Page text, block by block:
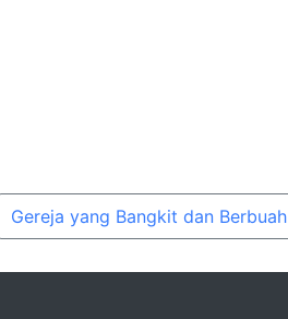
Gereja yang Bangkit dan Berbuah